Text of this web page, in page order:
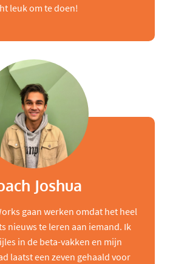
leuk om te doen!
Joshua
gaan werken omdat het heel
nieuws te leren aan iemand. Ik
in de beta-vakken en mijn
laatst een zeven gehaald voor